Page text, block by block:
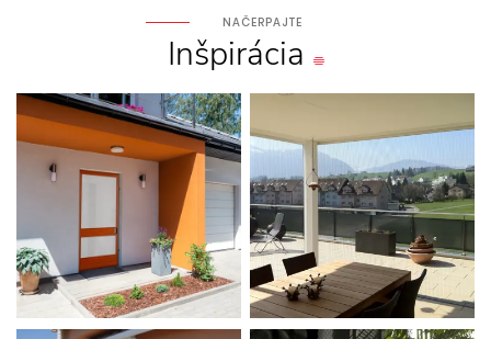
NAČERPAJTE
Inšpirácia